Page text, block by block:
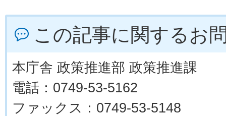
この記事に関するお
本庁舎 政策推進部 政策推進課
電話：0749-53-5162
ファックス：0749-53-5148